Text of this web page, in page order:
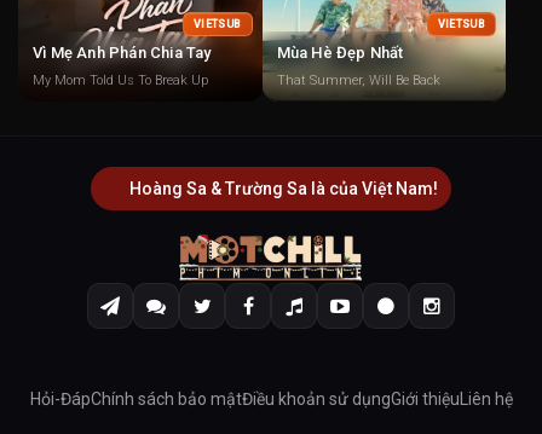
VIETSUB
Vì Mẹ Anh Phán Chia Tay
My Mom Told Us To Break Up
VIETSUB
Mùa Hè Đẹp Nhất
That Summer, Will Be Back
Hoàng Sa & Trường Sa là của Việt Nam!
Hỏi-ĐápChính sách bảo mậtĐiều khoản sử dụngGiới thiệu Liên hệ